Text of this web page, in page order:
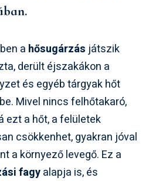
a hősugárzás játszik
derült éjszakákon a
és egyéb tárgyak hőt
Mivel nincs felhőtakaró,
ezt a hőt, a felületek
csökkenhet, gyakran jóval
a környező levegő. Ez a
fagyalapja is, és